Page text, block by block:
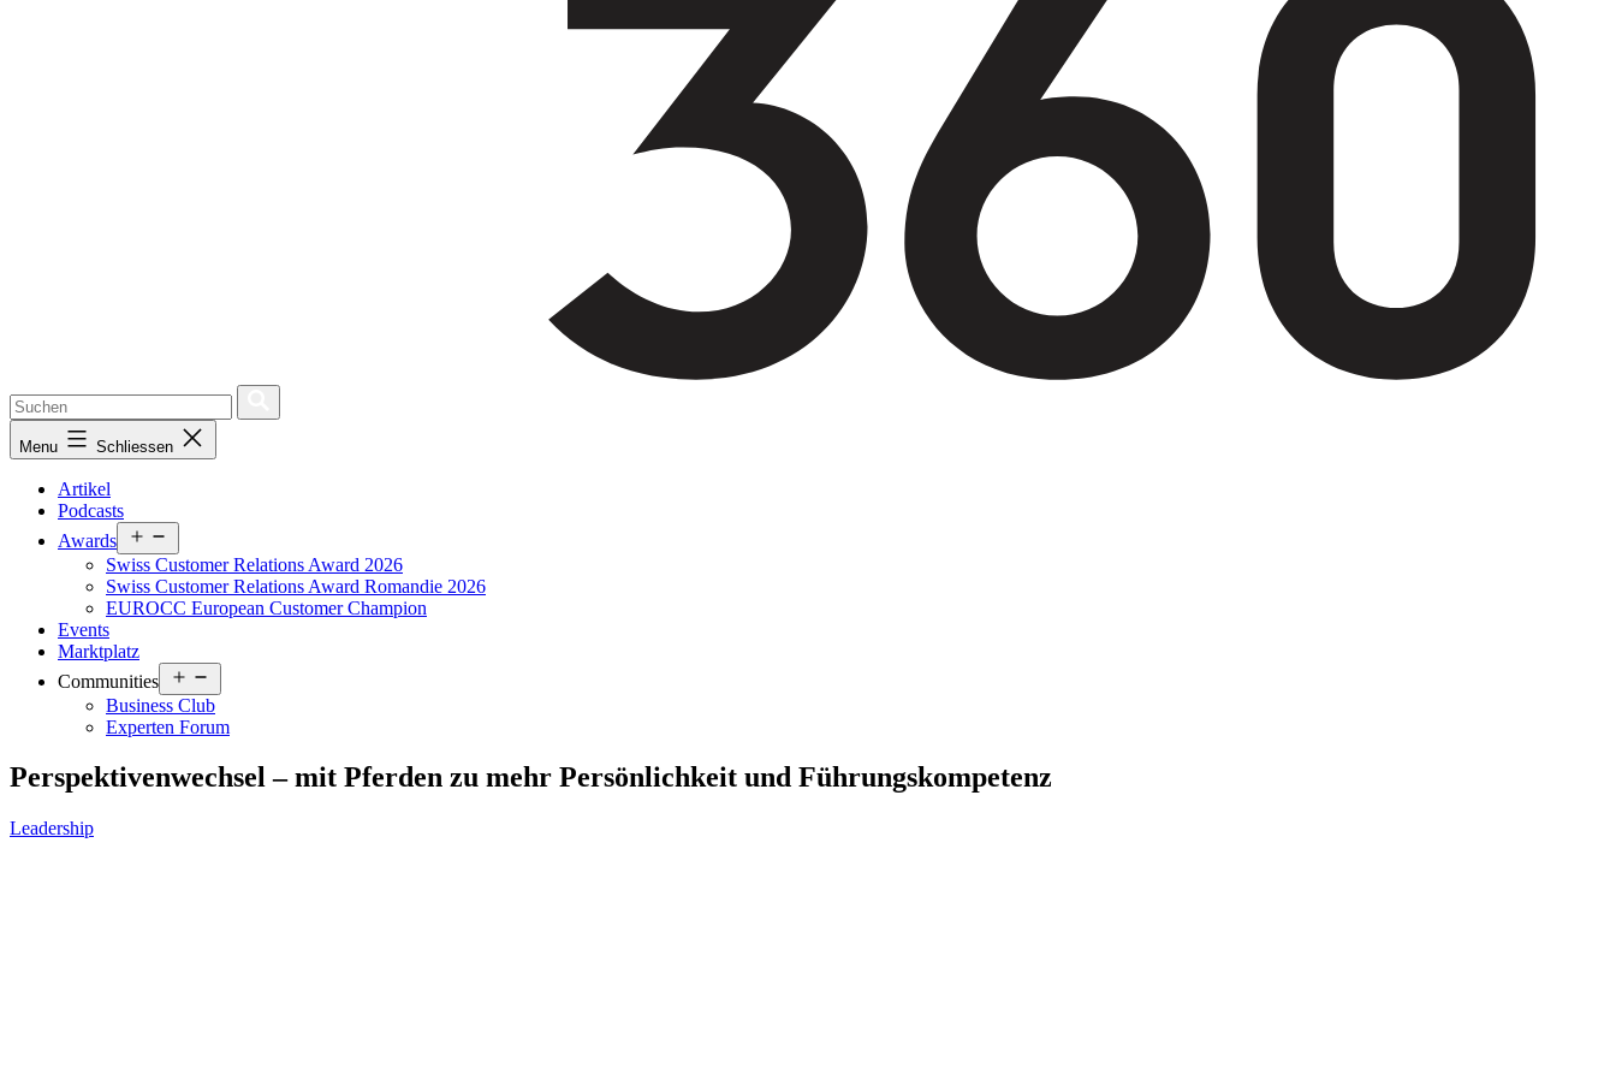
Menu Schliessen
Artikel
Podcasts
Awards
menu
Swiss Customer Relations Award 2026
Swiss Customer Relations Award Romandie 2026
EUROCC European Customer Champion
Events
Marktplatz
Communities
menu
Business Club
Experten Forum
Perspektivenwechsel – mit Pferden zu mehr Persönlichkeit und Führungskompetenz
Leadership